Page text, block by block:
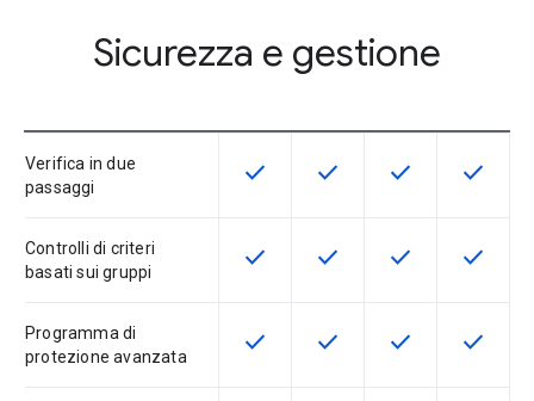
Sicurezza e gestione
Verifica in due
passaggi
Questa funzionalità è disponibile
check Questa funzionalità è
check Questa
check Questa
check
Controlli di criteri
basati sui gruppi
Questa funzionalità è disponibile
check Questa funzionalità è
check Questa
check Questa
check
Programma di
protezione avanzata
Questa funzionalità è disponibile
check Questa funzionalità è
check Questa
check Questa
check